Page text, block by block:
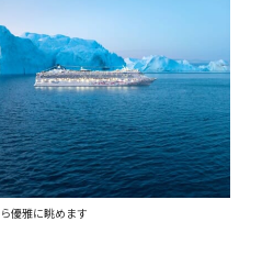
優雅に眺めます